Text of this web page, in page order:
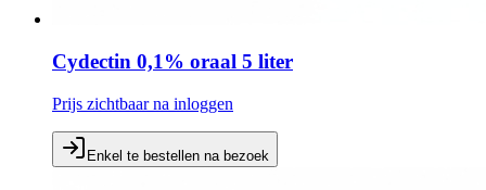
Cydectin 0,1% oraal 5 liter
Prijs zichtbaar na inloggen
Enkel te bestellen na bezoek